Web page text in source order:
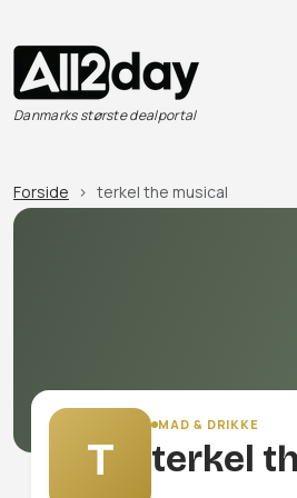
Danmarks største dealportal
Forside terkel the musical
T
MAD & DRIKKE
terkel